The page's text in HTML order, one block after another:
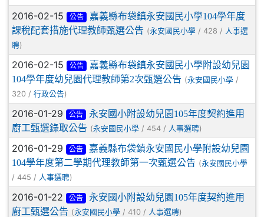
2016-02-15 公告
嘉義縣布袋鎮永安國民小學104學年度
課稅配套措施代理教師甄選公告 (永安國民小學 / 428 / 人事選
聘)
2016-02-15 公告
嘉義縣布袋鎮永安國民小學附設幼兒園
104學年度幼兒園代理教師第2次甄選公告 (永安國民小學 /
320 / 行政公告)
2016-01-29 公告
永安國小附設幼兒園105年度契約進用
廚工甄選錄取公告 (永安國民小學 / 454 / 人事選聘)
2016-01-29 公告
嘉義縣布袋鎮永安國民小學附設幼兒園
104學年度第二學期代理教師第一次甄選公告 (永安國民小學
/ 445 / 人事選聘)
2016-01-22 公告
永安國小附設幼兒園105年度契約進用
廚工甄選公告 (永安國民小學 / 410 / 人事選聘)